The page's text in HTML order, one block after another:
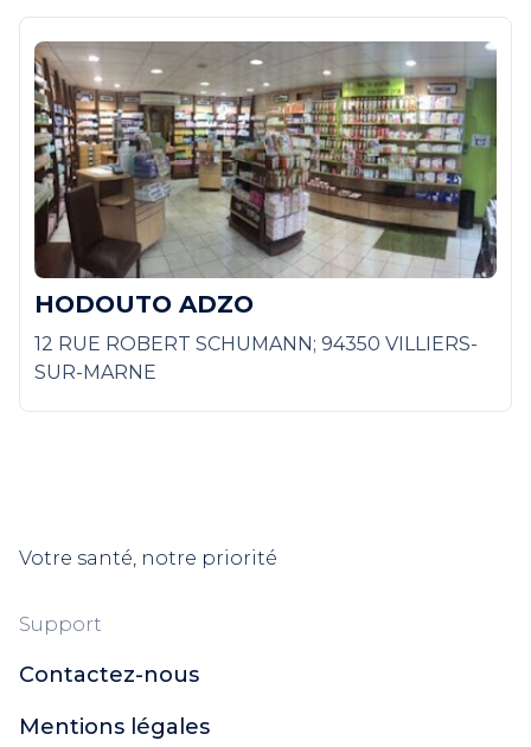
HODOUTO ADZO
12 RUE ROBERT SCHUMANN; 94350 VILLIERS-
SUR-MARNE
Votre santé, notre priorité
Support
Contactez-nous
Mentions légales